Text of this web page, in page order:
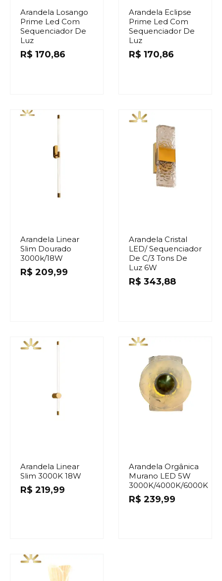
Arandela Losango
Prime Led Com
Sequenciador De
Luz
R$ 170,86
Arandela Eclipse
Prime Led Com
Sequenciador De
Luz
R$ 170,86
Arandela Linear
Slim Dourado
3000k/18W
R$ 209,99
Arandela Cristal
LED/ Sequenciador
De C/3 Tons De
Luz 6W
R$ 343,88
Arandela Linear
Slim 3000K 18W
R$ 219,99
Arandela Orgânica
Murano LED 5W
3000K/4000K/6000K
R$ 239,99